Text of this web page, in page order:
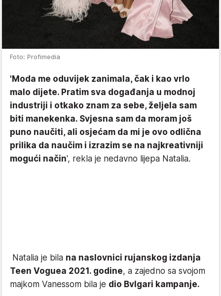
Foto: Profimedia
'Moda me oduvijek zanimala, čak i kao vrlo
malo dijete. Pratim sva događanja u modnoj
industriji i otkako znam za sebe, željela sam
biti manekenka. Svjesna sam da moram još
puno naučiti, ali osjećam da mi je ovo odlična
prilika da naučim i izrazim se na najkreativniji
mogući način', rekla je nedavno lijepa Natalia.
Natalia je bila na naslovnici rujanskog izdanja
Teen Voguea 2021. godine, a zajedno sa svojom
majkom Vanessom bila je dio Bvlgari kampanje.